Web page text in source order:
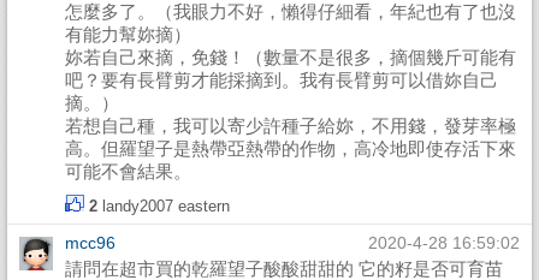
怎麼多了。（我眼力不好，懶得仔細看，年紀也有了也沒
有能力幫妳摘）
妳若自己來摘，免錢！（數量不是很多，摘個幾斤可能有
吧？要有長臂剪才能採摘到。我有長臂剪可以借妳自己
摘。）
若想自己種，我可以寄少許種子給妳，不用錢，發芽率極
高。但羅望子是熱帶亞熱帶的作物，高冷地即使存活下來
可能不會結果。
2 landy2007 eastern
mcc96 2020-4-28 16:59:02
請問在超市買的乾羅望子酸酸甜甜的 它的籽是否可育苗